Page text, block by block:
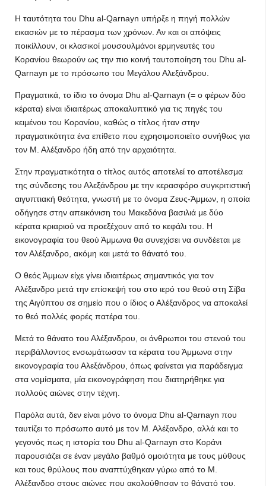
Η ταυτότητα του Dhu al-Qarnayn υπήρξε η πηγή πολλών
εικασιών με το πέρασμα των χρόνων. Αν και οι απόψεις
ποικίλλουν, οι κλασικοί μουσουλμάνοι ερμηνευτές του
Κορανίου θεωρούν ως την πιο κοινή ταυτοποίηση του Dhu al-
Qarnayn με το πρόσωπο του Μεγάλου Αλεξάνδρου.
Πραγματικά, το ίδιο το όνομα Dhu al-Qarnayn (= ο φέρων δύο
κέρατα) είναι ιδιαιτέρως αποκαλυπτικό για τις πηγές του
κειμένου του Κορανίου, καθώς ο τίτλος ήταν στην
πραγματικότητα ένα επίθετο που εχρησιμοποιείτο συνήθως για
τον Μ. Αλέξανδρο ήδη από την αρχαιότητα.
Στην πραγματικότητα ο τίτλος αυτός αποτελεί το αποτέλεσμα
της σύνδεσης του Αλεξάνδρου με την κερασφόρο συγκριτιστική
αιγυπτιακή θεότητα, γνωστή με το όνομα Ζευς-Άμμων, η οποία
οδήγησε στην απεικόνιση του Μακεδόνα βασιλιά με δύο
κέρατα κριαριού να προεξέχουν από το κεφάλι του. Η
εικονογραφία του θεού Άμμωνα θα συνεχίσει να συνδέεται με
τον Αλέξανδρο, ακόμη και μετά το θάνατό του.
Ο θεός Άμμων είχε γίνει ιδιαιτέρως σημαντικός για τον
Αλέξανδρο μετά την επίσκεψή του στο ιερό του θεού στη Σίβα
της Αιγύπτου σε σημείο που ο ίδιος ο Αλέξανδρος να αποκαλεί
το θεό πολλές φορές πατέρα του.
Μετά το θάνατο του Αλέξανδρου, οι άνθρωποι του στενού του
περιβάλλοντος ενσωμάτωσαν τα κέρατα του Άμμωνα στην
εικονογραφία του Αλεξάνδρου, όπως φαίνεται για παράδειγμα
στα νομίσματα, μία εικονογράφηση που διατηρήθηκε για
πολλούς αιώνες στην τέχνη.
Παρόλα αυτά, δεν είναι μόνο το όνομα Dhu al-Qarnayn που
ταυτίζει το πρόσωπο αυτό με τον Μ. Αλέξανδρο, αλλά και το
γεγονός πως η ιστορία του Dhu al-Qarnayn στο Κοράνι
παρουσιάζει σε έναν μεγάλο βαθμό ομοιότητα με τους μύθους
και τους θρύλους που αναπτύχθηκαν γύρω από το Μ.
Αλέξανδρο στους αιώνες που ακολούθησαν το θάνατό του.